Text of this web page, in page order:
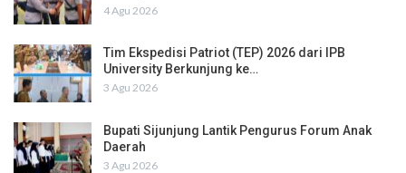
4 Agu 2026
Tim Ekspedisi Patriot (TEP) 2026 dari IPB
University Berkunjung ke…
3 Agu 2026
Bupati Sijunjung Lantik Pengurus Forum Anak
Daerah
3 Agu 2026